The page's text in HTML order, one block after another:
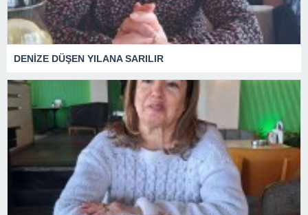
DENİZE DÜŞEN YILANA SARILIR